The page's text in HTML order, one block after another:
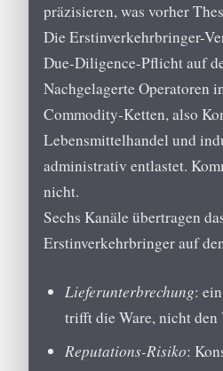
präzisieren, was vorher
Die Erstinverkehrbringer-
Due-Diligence-Pflicht auf
Nachgelagerte Operatoren
Commodity-Ketten, also
Lebensmittelhandel und
administrativ entlastet.
nicht.
Sechs Kanäle übertragen
Erstinverkehrbringer auf
Lieferunterbrechung:
trifft die Ware, nicht den
Reputations-Risiko: